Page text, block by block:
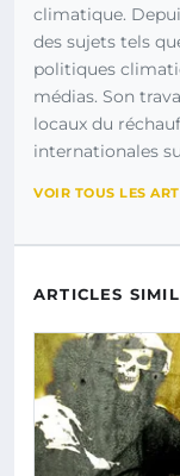
climatique.
des sujets tels
politiques
médias. Son
locaux du
internationales
VOIR TOUS LES
ARTICLES